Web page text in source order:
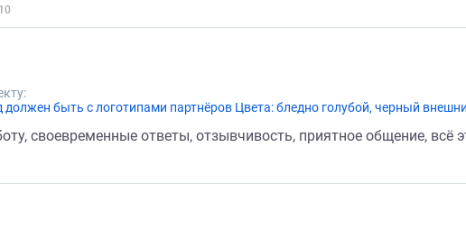
своевременные ответы, отзывчивость, приятное общение, всё